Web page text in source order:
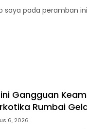
saya pada peramban
Gangguan
Rumbai
6, 2026